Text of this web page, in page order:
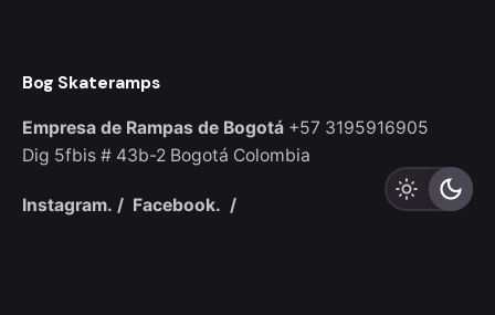
Bog Skateramps
Empresa de Rampas de Bogotá +57 3195916905
Dig 5fbis # 43b-2 Bogotá Colombia
Instagram. / Facebook. /